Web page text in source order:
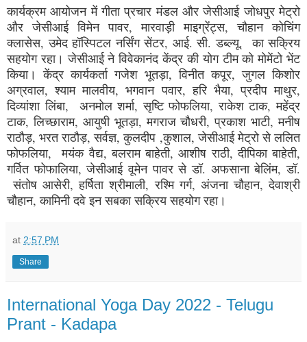
कार्यक्रम आयोजन में गीता प्रचार मंडल और जेसीआई जोधपुर मेट्रो
और जेसीआई विमेन पावर, मारवाड़ी माइग्रेंट्स, चौहान कोचिंग
क्लासेस, उमेद हॉस्पिटल नर्सिंग सेंटर, आई. सी. डब्ल्यू. का सक्रिय
सहयोग रहा। जेसीआई ने विवेकानंद केंद्र की योग टीम को मोमेंटो भेंट
किया। केंद्र कार्यकर्ता गजेश भूतड़ा, विनीत कपूर, जुगल किशोर
अग्रवाल, श्याम मालवीय, भगवान पवार, हरि भैया, प्रदीप माथुर,
दिव्यांशा लिंबा, अनमोल शर्मा, सृष्टि फोफलिया, राकेश टाक, महेंद्र
टाक, लिच्छाराम, आयुषी भूतड़ा, मगराज चौधरी, प्रकाश भाटी, मनीष
राठौड़, भरत राठौड़, सर्वज्ञ, कुलदीप ,कुशाल, जेसीआई मेट्रो से ललित
फोफलिया, मयंक वैद्य, बलराम बाहेती, आशीष राठी, दीपिका बाहेती,
गर्वित फोफालिया, जेसीआई वूमेन पावर से डॉ. अफसाना बेलिंम, डॉ.
संतोष आसेरी, हर्षिता श्रीमाली, रश्मि गर्ग, अंजना चौहान, देवाश्री
चौहान, कामिनी दवे इन सबका सक्रिय सहयोग रहा।
at 2:57 PM
Share
International Yoga Day 2022 - Telugu
Prant - Kadapa